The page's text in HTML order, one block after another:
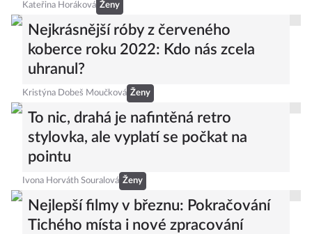
Kateřina Horáková Ženy
Nejkrásnější róby z červeného
koberce roku 2022: Kdo nás zcela
uhranul?
Kristýna Dobeš Moučková Ženy
To nic, drahá je nafintěná retro
stylovka, ale vyplatí se počkat na
pointu
Ivona Horváth Souralová Ženy
Nejlepší filmy v březnu: Pokračování
Tichého místa i nové zpracování